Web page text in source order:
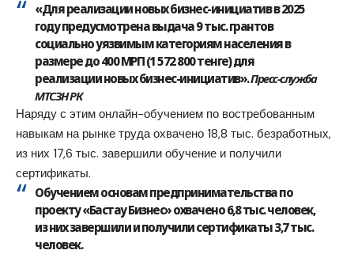
«Для реализации новых бизнес-инициатив в 2025
году предусмотрена выдача 9 тыс. грантов
социально уязвимым категориям населения в
размере до 400МРП(1 572 800 тенге) для
реализации новых бизнес-инициатив».Пресс-служба
МТСЗН РК
Наряду с этим онлайн-обучением по востребованным
навыкам на рынке труда охвачено 18,8 тыс. безработных,
из них 17,6 тыс. завершили обучение и получили
сертификаты.
Обучением основам предпринимательства по
проекту «Бастау Бизнес» охвачено 6,8 тыс. человек,
из них завершили и получили сертификаты 3,7 тыс.
человек.